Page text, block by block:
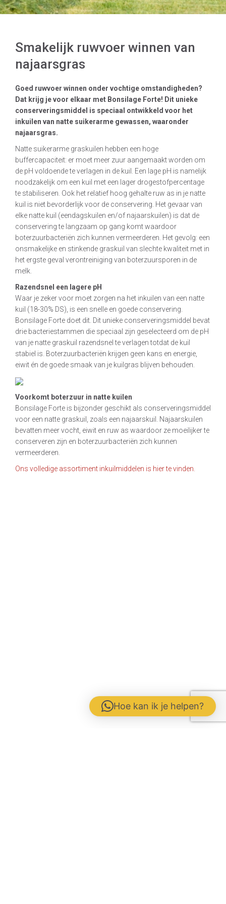
Smakelijk ruwvoer winnen van
najaarsgras
Goed ruwvoer winnen onder vochtige omstandigheden?
Dat krijg je voor elkaar met Bonsilage Forte! Dit unieke
conserveringsmiddel is speciaal ontwikkeld voor het
inkuilen van natte suikerarme gewassen, waaronder
najaarsgras.
Natte suikerarme graskuilen hebben een hoge
buffercapaciteit: er moet meer zuur aangemaakt worden om
de pH voldoende te verlagen in de kuil. Een lage pH is namelijk
noodzakelijk om een kuil met een lager drogestofpercentage
te stabiliseren. Ook het relatief hoog gehalte ruw as in je natte
kuil is niet bevorderlijk voor de conservering. Het gevaar van
elke natte kuil (eendagskuilen en/of najaarskuilen) is dat de
conservering te langzaam op gang komt waardoor
boterzuurbacteriën zich kunnen vermeerderen. Het gevolg: een
onsmakelijke en stinkende graskuil van slechte kwaliteit met in
het ergste geval verontreiniging van boterzuursporen in de
melk.
Razendsnel een lagere pH
Waar je zeker voor moet zorgen na het inkuilen van een natte
kuil (18-30% DS), is een snelle en goede conservering.
Bonsilage Forte doet dit. Dit unieke conserveringsmiddel bevat
drie bacteriestammen die speciaal zijn geselecteerd om de pH
van je natte graskuil razendsnel te verlagen totdat de kuil
stabiel is. Boterzuurbacteriën krijgen geen kans en energie,
eiwit én de goede smaak van je kuilgras blijven behouden.
Voorkomt boterzuur in natte kuilen
Bonsilage Forte is bijzonder geschikt als conserveringsmiddel
voor een natte graskuil, zoals een najaarskuil. Najaarskuilen
bevatten meer vocht, eiwit en ruw as waardoor ze moeilijker te
conserveren zijn en boterzuurbacteriën zich kunnen
vermeerderen.
Ons volledige assortiment inkuilmiddelen is hier te vinden.
Hoe kan ik je helpen?